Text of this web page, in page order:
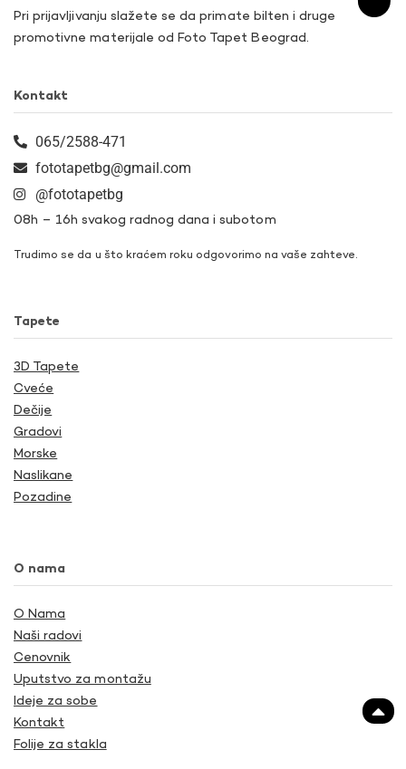
Pri prijavljivanju slažete se da primate bilten i druge
promotivne materijale od Foto Tapet Beograd.
Kontakt
065/2588-471
fototapetbg@gmail.com
@fototapetbg
08h – 16h svakog radnog dana i subotom
Trudimo se da u što kraćem roku odgovorimo na vaše zahteve.
Tapete
3D Tapete
Cveće
Dečije
Gradovi
Morske
Naslikane
Pozadine
O nama
O Nama
Naši radovi
Cenovnik
Uputstvo za montažu
Ideje za sobe
Kontakt
Folije za stakla